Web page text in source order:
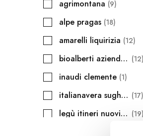
agrimontana 9
alpe pragas 18
amarelli liquirizia 12
bioalberti azienda agraria 12
inaudi clemente 1
italianavera sughi e affini 17
legù itineri nuovi percorsi alimentari 19